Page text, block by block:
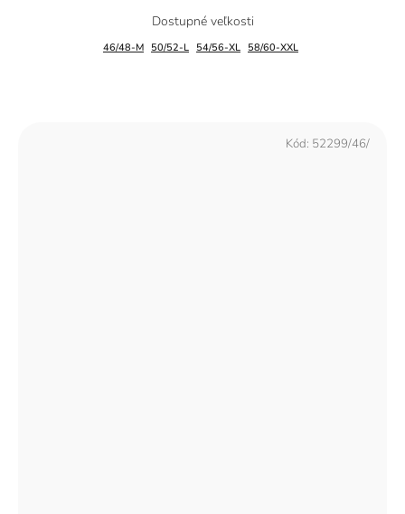
46/48-M 50/52-L 54/56-XL 58/60-XXL
Kód: 52299/46/